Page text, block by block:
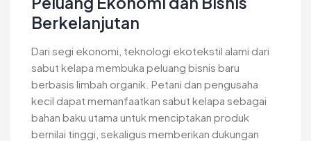
Berkelanjutan
Dari segi ekonomi, teknologi ekotekstil alami dari
sabut kelapa membuka peluang bisnis baru
berbasis limbah organik. Petani dan pengusaha
kecil dapat memanfaatkan sabut kelapa sebagai
bahan baku utama untuk menciptakan produk
bernilai tinggi, sekaligus memberikan dukungan